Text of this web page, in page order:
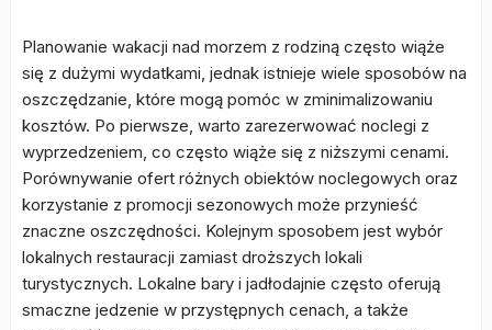
Planowanie wakacji nad morzem z rodziną często wiąże
się z dużymi wydatkami, jednak istnieje wiele sposobów na
oszczędzanie, które mogą pomóc w zminimalizowaniu
kosztów. Po pierwsze, warto zarezerwować noclegi z
wyprzedzeniem, co często wiąże się z niższymi cenami.
Porównywanie ofert różnych obiektów noclegowych oraz
korzystanie z promocji sezonowych może przynieść
znaczne oszczędności. Kolejnym sposobem jest wybór
lokalnych restauracji zamiast droższych lokali
turystycznych. Lokalne bary i jadłodajnie często oferują
smaczne jedzenie w przystępnych cenach, a także